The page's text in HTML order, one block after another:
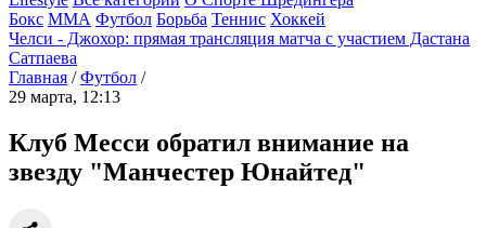
Бокс ММА Футбол Борьба Теннис Хоккей
Челси - Джохор: прямая трансляция матча с участием Дастана
Сатпаева
Главная / Футбол /
29 марта, 12:13
Клуб Месси обратил внимание на
звезду "Манчестер Юнайтед"